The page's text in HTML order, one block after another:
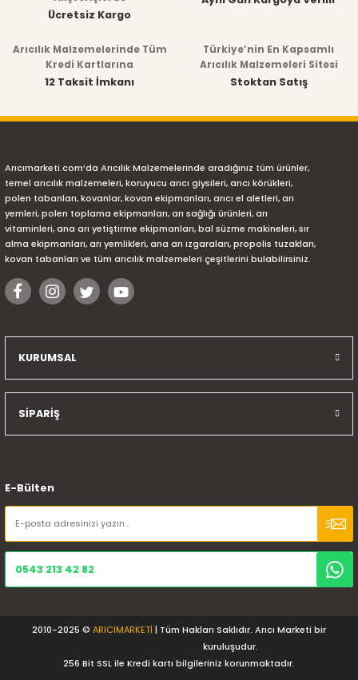
Ücretsiz Kargo
Arıcılık Malzemelerinde Tüm
Kredi Kartlarına
12 Taksit İmkanı
Türkiye’nin En Kapsamlı
Arıcılık Malzemeleri Sitesi
Stoktan Satış
Arıcımarketi.com’da Arıcılık Malzemelerinde aradığınız tüm ürünler,
temel arıcılık malzemeleri, koruyucu arıcı giysileri, arıcı körükleri,
polen tabanları, kovanlar, kovan ekipmanları, arıcı el aletleri, arı
yemleri, polen toplama ekipmanları, arı sağlığı ürünleri, arı
vitaminleri, ana arı yetiştirme ekipmanları, bal süzme makineleri, sır
alma ekipmanları, arı yemlikleri, ana arı ızgaraları, propolis tuzakları,
kovan tabanları ve tüm arıcılık malzemeleri çeşitlerini bulabilirsiniz.
KURUMSAL
SİPARİŞ
E-Bülten
0543 213 42 82
2010-2025 © ARICIMARKETİ | Tüm Hakları Saklıdır. Arıcı Marketi bir
kuruluşudur.
256 Bit SSL ile Kredi kartı bilgileriniz korunmaktadır.